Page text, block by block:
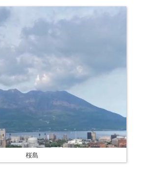
桜島